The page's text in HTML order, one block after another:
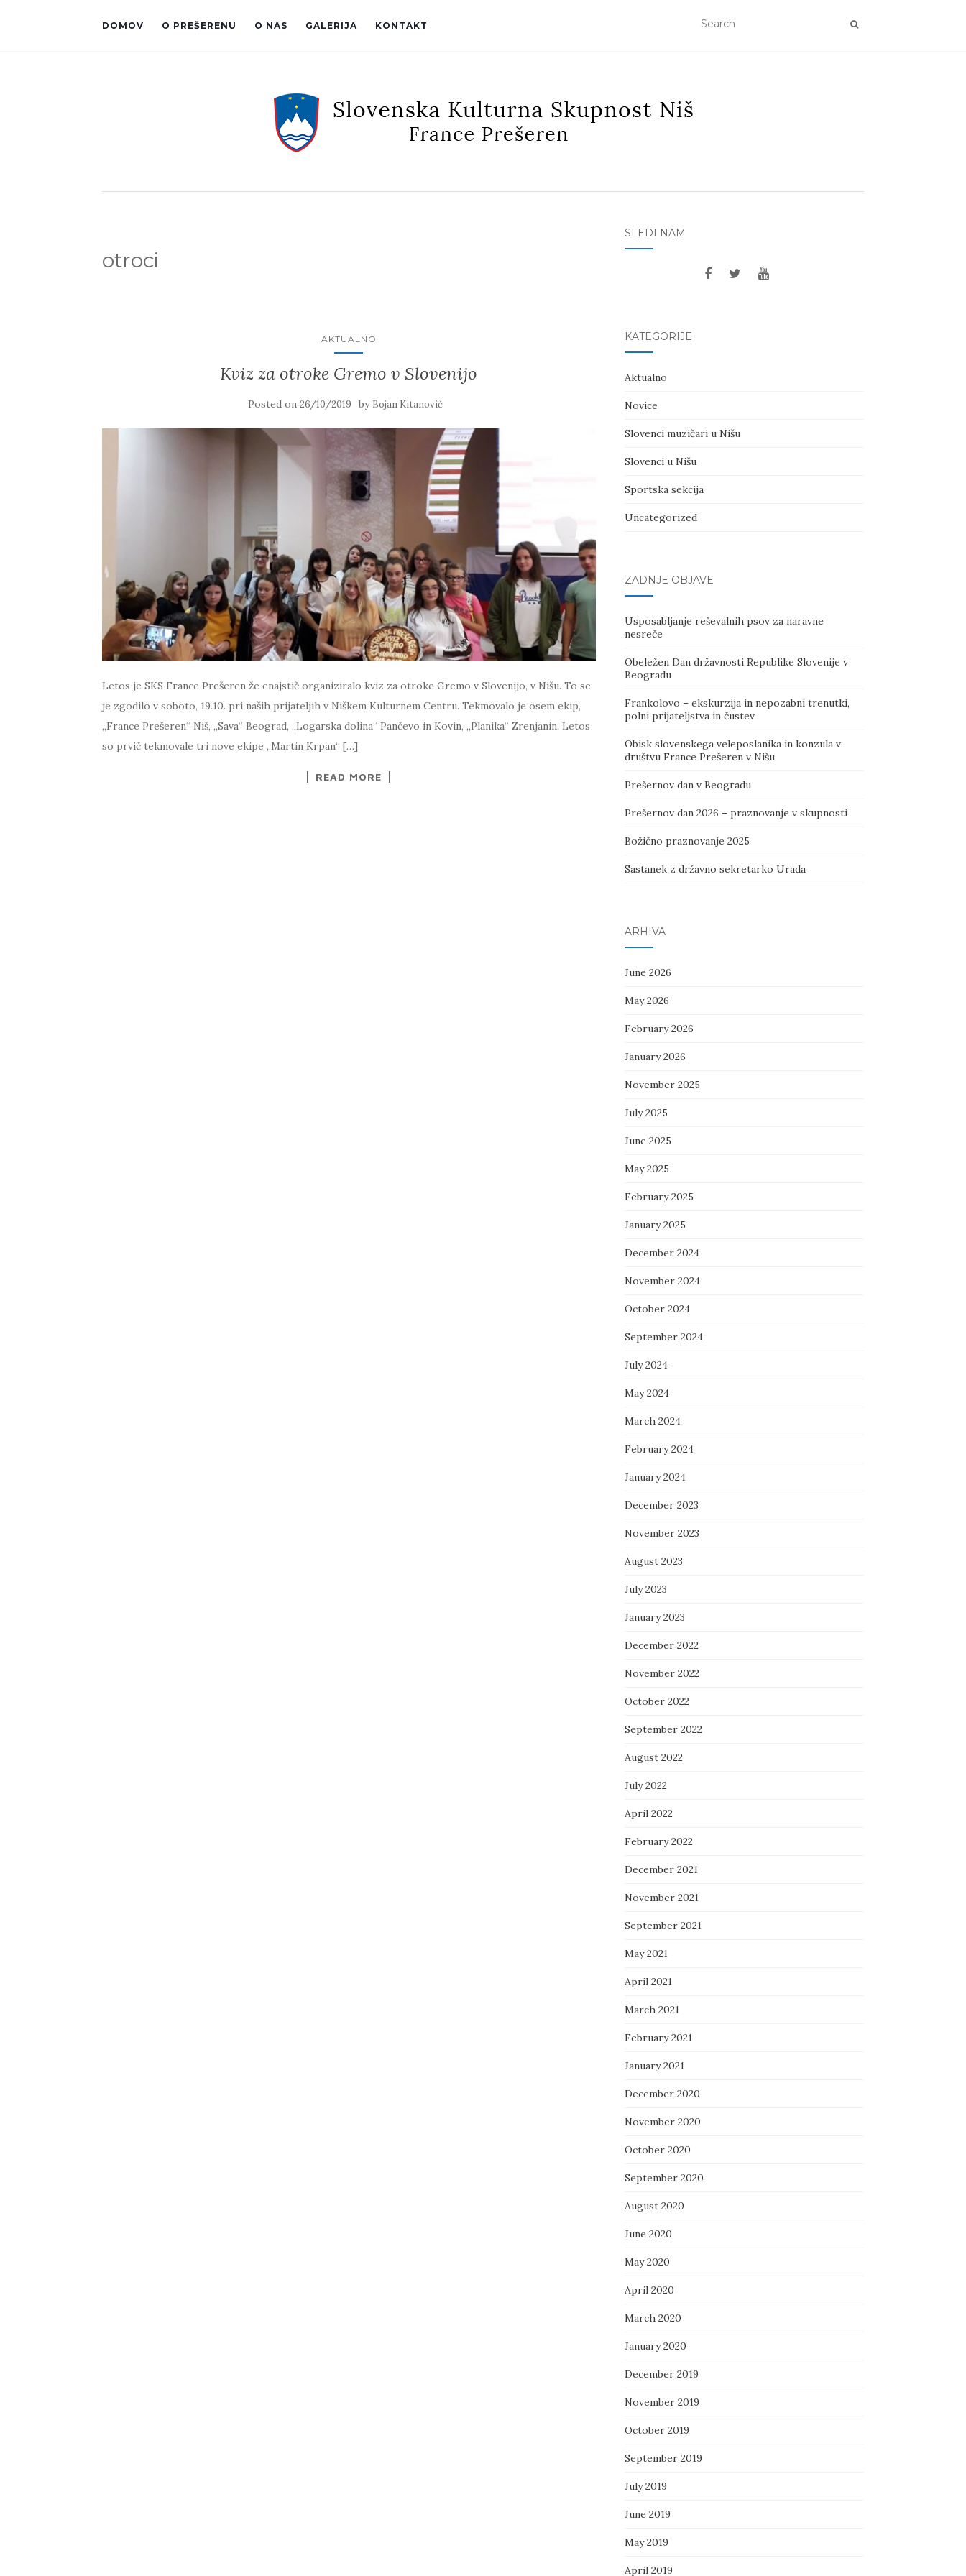
DOMOV O PREŠERENU O NAS GALERIJA KONTAKT
otroci
AKTUALNO
Kviz za otroke Gremo v Slovenijo
Posted on 26/10/2019 by Bojan Kitanović
Letos je SKS France Prešeren že enajstič organiziralo kviz za otroke Gremo v Slovenijo, v Nišu. To se
je zgodilo v soboto, 19.10. pri naših prijateljih v Niškem Kulturnem Centru. Tekmovalo je osem ekip,
„France Prešeren“ Niš, „Sava“ Beograd, „Logarska dolina“ Pančevo in Kovin, „Planika“ Zrenjanin. Letos
so prvič tekmovale tri nove ekipe „Martin Krpan“ […]
READ MORE
SLEDI NAM
KATEGORIJE
Aktualno
Novice
Slovenci muzičari u Nišu
Slovenci u Nišu
Sportska sekcija
Uncategorized
ZADNJE OBJAVE
Usposabljanje reševalnih psov za naravne
nesreče
Obeležen Dan državnosti Republike Slovenije v
Beogradu
Frankolovo – ekskurzija in nepozabni trenutki,
polni prijateljstva in čustev
Obisk slovenskega veleposlanika in konzula v
društvu France Prešeren v Nišu
Prešernov dan v Beogradu
Prešernov dan 2026 – praznovanje v skupnosti
Božično praznovanje 2025
Sastanek z državno sekretarko Urada
ARHIVA
June 2026
May 2026
February 2026
January 2026
November 2025
July 2025
June 2025
May 2025
February 2025
January 2025
December 2024
November 2024
October 2024
September 2024
July 2024
May 2024
March 2024
February 2024
January 2024
December 2023
November 2023
August 2023
July 2023
January 2023
December 2022
November 2022
October 2022
September 2022
August 2022
July 2022
April 2022
February 2022
December 2021
November 2021
September 2021
May 2021
April 2021
March 2021
February 2021
January 2021
December 2020
November 2020
October 2020
September 2020
August 2020
June 2020
May 2020
April 2020
March 2020
January 2020
December 2019
November 2019
October 2019
September 2019
July 2019
June 2019
May 2019
April 2019